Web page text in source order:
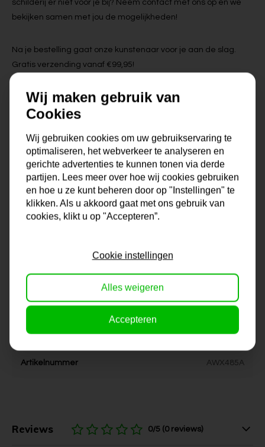
schilderij er niet voor je bij? Neem contact met ons op en we
bekijken samen met jou de mogelijkheden!
Na je bestelling gaat onze kunstenaar voor je aan de slag.
Gratis verzending vanaf €99,95!
Specificaties
Maat 0x0x0 cm
Korte omschrijving
Origineel schilderij van onze
eigen kunstenaars
Formaat
Stijl landelijk, kinderkamer
Kleur natureltinten
Levertijd 6-10 werkdagen
Artikelnummer AWX485A
Reviews 0/5 (0 reviews)
Wij maken gebruik van
Cookies
Wij gebruiken cookies om uw gebruikservaring te
optimaliseren, het webverkeer te analyseren en
gerichte advertenties te kunnen tonen via derde
partijen. Lees meer over hoe wij cookies gebruiken
en hoe u ze kunt beheren door op "Instellingen" te
klikken. Als u akkoord gaat met ons gebruik van
cookies, klikt u op "Accepteren”.
Cookie instellingen
Alles weigeren
Accepteren